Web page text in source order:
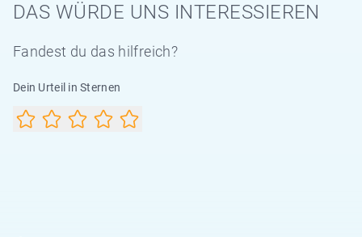
DAS WÜRDE UNS INTERESSIEREN
Fandest du das hilfreich?
Dein Urteil in Sternen